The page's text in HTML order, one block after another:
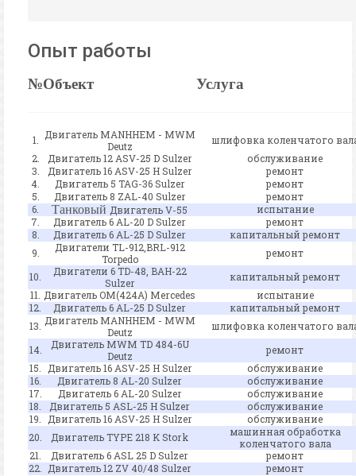
Опыт работы
№Объект Услуга
1.
Двигатель MANHHEM - MWM
Deutz
шлифовка коленчатого
2.
Двигатель 12 ASV-25 D Sulzer
обслуживание
3.
Двигатель 16 ASV-25 H Sulzer
ремонт
4.
Двигатель 5 TAG-36 Sulzer
ремонт
5.
Двигатель 8 ZAL-40 Sulzer
ремонт
6.
Танковый Двигатель V-55
испытание
7.
Двигатель 6 AL-20 D Sulzer
ремонт
8.
Двигатель 6 AL-25 D Sulzer
капитальный ремонт
9.
Двигатели TL-912,BRL-912
Torpedo
ремонт
10.
Двигатели 6 TD-48, BAH-22
Sulzer
капитальный ремонт
11.
Двигатель OM(424A) Mercedes
испытание
12.
Двигатель 6 AL-25 D Sulzer
капитальный ремонт
13. Двигатель MANHHEM - MWM
Deutz
шлифовка коленчатого
14.
Двигатель MWM TD 484-6U
Deutz
ремонт
15.
Двигатель 16 ASV-25 H Sulzer
обслуживание
16.
Двигатель 8 AL-20 Sulzer
обслуживание
17.
Двигатель 6 AL-20 Sulzer
обслуживание
18.
Двигатель 5 ASL-25 H Sulzer
обслуживание
19.
Двигатель 16 ASV-25 H Sulzer
обслуживание
20.
Двигатель TYPE 218 K Stork
машинная обработка
коленчатого вала
21.
Двигатель 6 ASL 25 D Sulzer
ремонт
22.
Двигатель 12 ZV 40/48 Sulzer
ремонт